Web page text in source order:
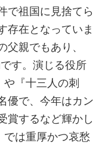
で祖国に見捨てら
存在となっていま
親でもあり、
す。演じる役所
や『十三人の刺
優で、今年はカン
賞するなど輝かし
は重厚かつ哀愁